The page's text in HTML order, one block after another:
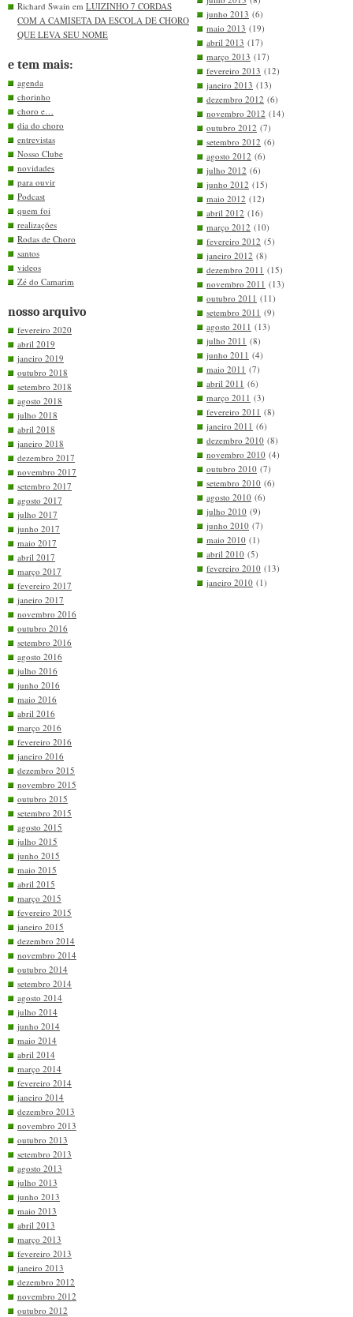
Richard Swain em LUIZINHO 7 CORDAS
COM A CAMISETA DA ESCOLA DE CHORO
QUE LEVA SEU NOME
e tem mais:
agenda
chorinho
choro e…
dia do choro
entrevistas
Nosso Clube
novidades
para ouvir
Podcast
quem foi
realizações
Rodas de Choro
santos
videos
Zé do Camarim
nosso arquivo
fevereiro 2020
abril 2019
janeiro 2019
outubro 2018
setembro 2018
agosto 2018
julho 2018
abril 2018
janeiro 2018
dezembro 2017
novembro 2017
setembro 2017
agosto 2017
julho 2017
junho 2017
maio 2017
abril 2017
março 2017
fevereiro 2017
janeiro 2017
novembro 2016
outubro 2016
setembro 2016
agosto 2016
julho 2016
junho 2016
maio 2016
abril 2016
março 2016
fevereiro 2016
janeiro 2016
dezembro 2015
novembro 2015
outubro 2015
setembro 2015
agosto 2015
julho 2015
junho 2015
maio 2015
abril 2015
março 2015
fevereiro 2015
janeiro 2015
dezembro 2014
novembro 2014
outubro 2014
setembro 2014
agosto 2014
julho 2014
junho 2014
maio 2014
abril 2014
março 2014
fevereiro 2014
janeiro 2014
dezembro 2013
novembro 2013
outubro 2013
setembro 2013
agosto 2013
julho 2013
junho 2013
maio 2013
abril 2013
março 2013
fevereiro 2013
janeiro 2013
dezembro 2012
novembro 2012
outubro 2012
junho 2013 (6)
maio 2013 (19)
abril 2013 (17)
março 2013 (17)
fevereiro 2013 (12)
janeiro 2013 (13)
dezembro 2012 (6)
novembro 2012 (14)
outubro 2012 (7)
setembro 2012 (6)
agosto 2012 (6)
julho 2012 (6)
junho 2012 (15)
maio 2012 (12)
abril 2012 (16)
março 2012 (10)
fevereiro 2012 (5)
janeiro 2012 (8)
dezembro 2011 (15)
novembro 2011 (13)
outubro 2011 (11)
setembro 2011 (9)
agosto 2011 (13)
julho 2011 (8)
junho 2011 (4)
maio 2011 (7)
abril 2011 (6)
março 2011 (3)
fevereiro 2011 (8)
janeiro 2011 (6)
dezembro 2010 (8)
novembro 2010 (4)
outubro 2010 (7)
setembro 2010 (6)
agosto 2010 (6)
julho 2010 (9)
junho 2010 (7)
maio 2010 (1)
abril 2010 (5)
fevereiro 2010 (13)
janeiro 2010 (1)